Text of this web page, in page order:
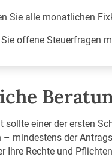
Sie alle monatlichen
Sie offene Steuerfragen
sollte einer der ersten
mindestens der
Ihre Rechte und